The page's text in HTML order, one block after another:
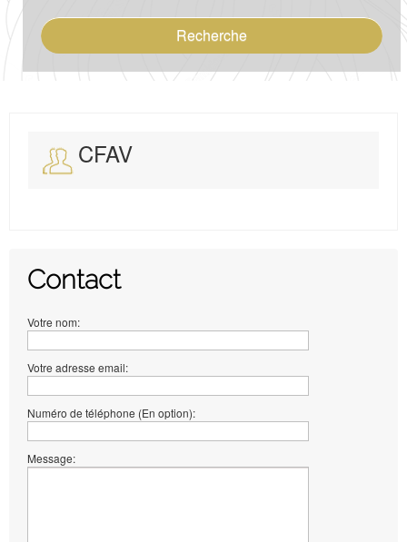
Recherche
CFAV
Contact
Votre nom:
Votre adresse email:
Numéro de téléphone (En option):
Message: